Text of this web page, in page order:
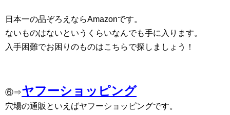
日本一の品ぞろえならAmazonです。
ないものはないというくらいなんでも手に入ります。
入手困難でお困りのものはこちらで探しましょう！
⑥⇒ヤフーショッピング
穴場の通販といえばヤフーショッピングです。